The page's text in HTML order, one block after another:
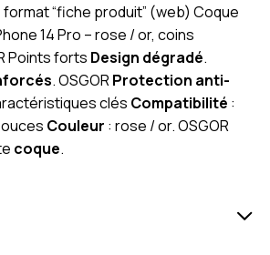
“fiche produit” (web) Coque
14 Pro – rose / or, coins
Points forts Design dégradé.
. OSGORProtection anti-
clés Compatibilité :
Couleur : rose / or. OSGOR
coque.